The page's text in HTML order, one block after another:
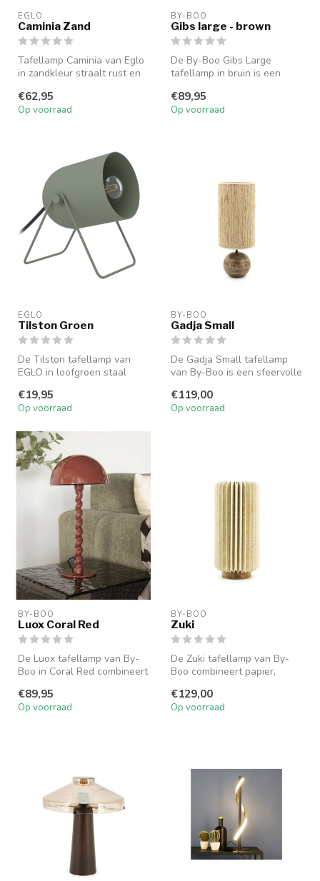
EGLO
Caminia Zand
Tafellamp Caminia van Eglo
in zandkleur straalt rust en
€62,95
Op voorraad
BY-BOO
Gibs large - brown
De By-Boo Gibs Large
tafellamp in bruin is een
organische vo...
€89,95
Op voorraad
EGLO
Tilston Groen
De Tilston tafellamp van
EGLO in loofgroen staal
en mo...
€19,95
Op voorraad
BY-BOO
Gadja Small
De Gadja Small tafellamp
van By-Boo is een sfeervolle
€119,00
Op voorraad
BY-BOO
Luox Coral Red
De Luox tafellamp van By-
Boo in Coral Red combineert
moder...
€89,95
Op voorraad
BY-BOO
Zuki
De Zuki tafellamp van By-
Boo combineert papier,
luchtig e...
€129,00
Op voorraad